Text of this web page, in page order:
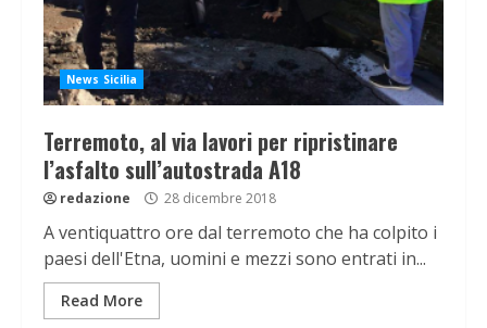
News Sicilia
Terremoto, al via lavori per ripristinare
l’asfalto sull’autostrada A18
redazione 28 dicembre 2018
A ventiquattro ore dal terremoto che ha colpito i
paesi dell'Etna, uomini e mezzi sono entrati in...
Read More